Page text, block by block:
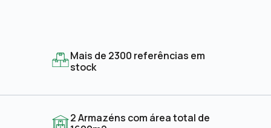
Mais de 2300 referências em
stock
2 Armazéns com área total de